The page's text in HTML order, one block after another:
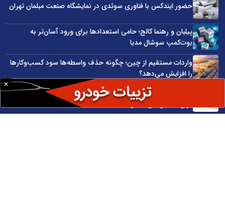
حضور ایندکس با فناوری سوئدی در نمایشگاه صنعت مبلمان تهران
پیلبان و رهنما کالج؛ حامی استعدادها برای ورود آسان‌تر به
بوت‌کمپ سوشال مدیا
واردات مستقیم از چین؛ چگونه حذف واسطه‌ها سود کسب‌وکارها
را افزایش می‌دهد؟
ترند ترین دستبندهای طلا برای تابستان؛ انتخابی ظریف و متفاوت
برای استایل‌های خاص